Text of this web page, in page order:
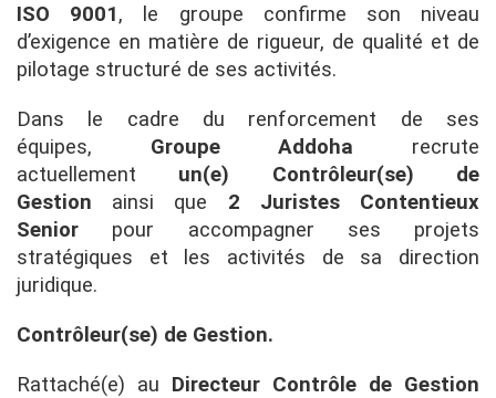
ISO 9001, le groupe confirme son niveau
d’exigence en matière de rigueur, de qualité et de
pilotage structuré de ses activités.
Dans le cadre du renforcement de ses
équipes, Groupe Addoha recrute
actuellement un(e) Contrôleur(se) de
Gestion ainsi que 2 Juristes Contentieux
Senior pour accompagner ses projets
stratégiques et les activités de sa direction
juridique.
Contrôleur(se) de Gestion.
Rattaché(e) au Directeur Contrôle de Gestion